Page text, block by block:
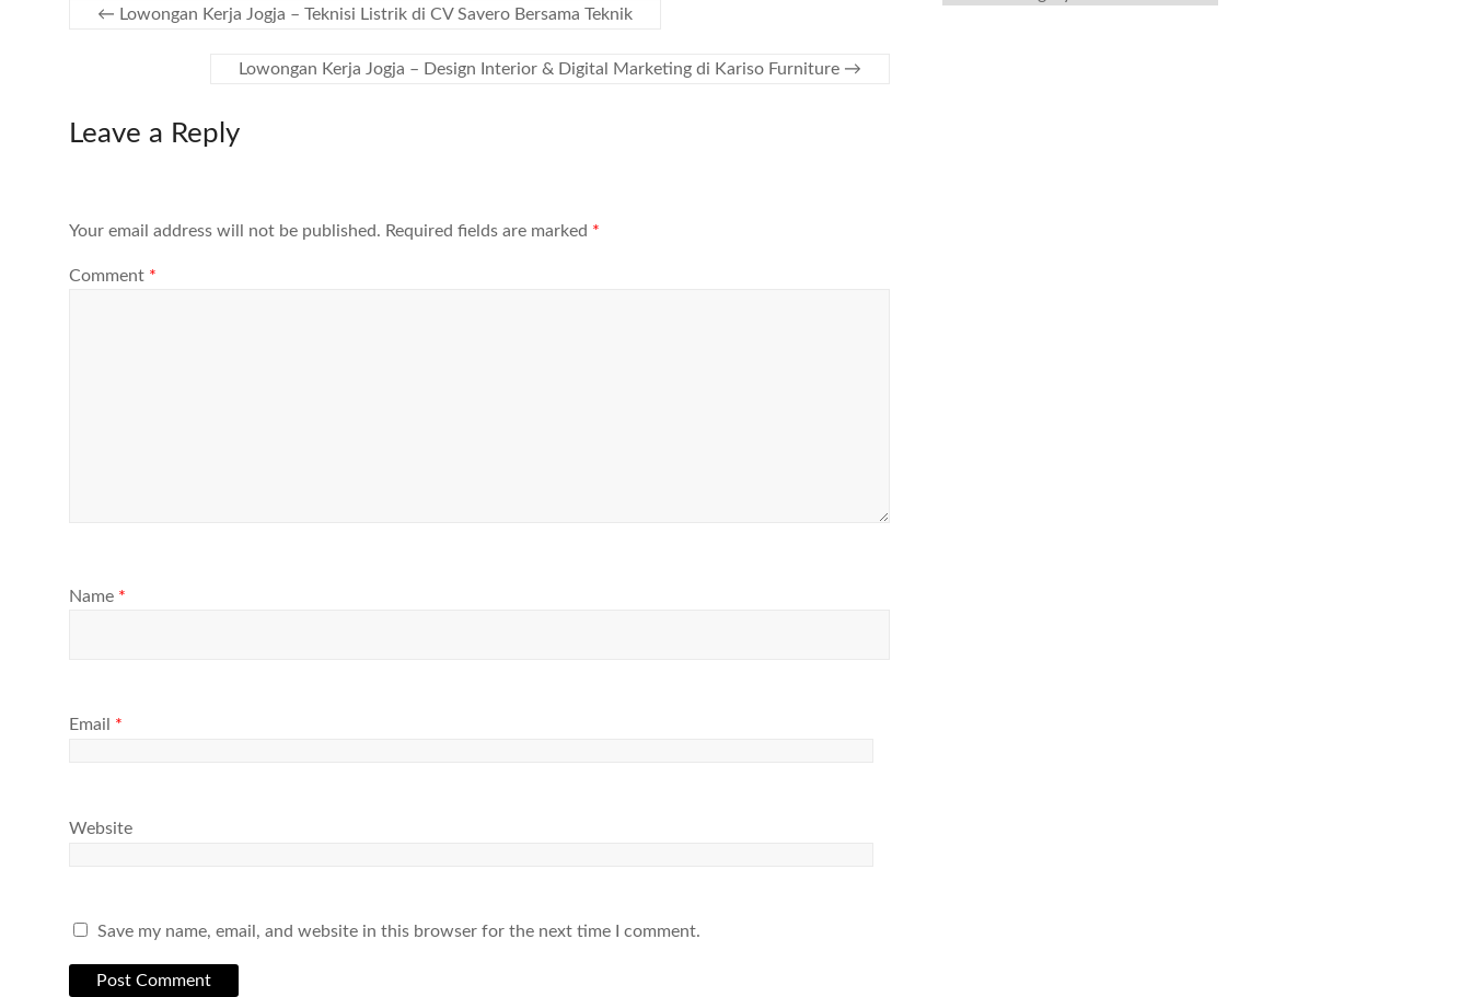
← Lowongan Kerja Jogja – Teknisi Listrik di CV Savero Bersama Teknik
Lowongan Kerja Jogja – Design Interior & Digital Marketing di Kariso Furniture →
Leave a Reply
Your email address will not be published. Required fields are marked *
Comment *
Name *
Email *
Website
Save my name, email, and website in this browser for the next time I comment.